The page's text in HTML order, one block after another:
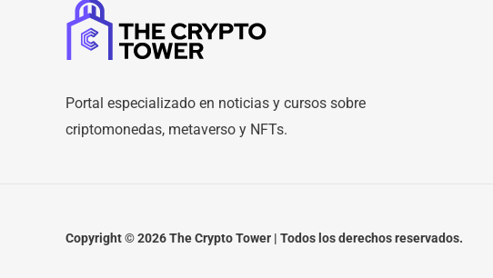
Portal especializado en noticias y cursos sobre
criptomonedas, metaverso y NFTs.
Copyright © 2026 The Crypto Tower | Todos los derechos reservados.